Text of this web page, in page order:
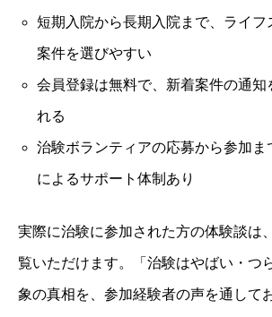
短期入院から長期入院まで、ライフ
案件を選びやすい
会員登録は無料で、新着案件の通知
れる
治験ボランティアの応募から参加ま
によるサポート体制あり
実際に治験に参加された方の体験談は
覧いただけます。「治験はやばい・つ
象の真相を、参加経験者の声を通して